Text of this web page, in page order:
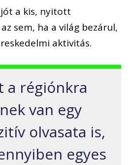
a kis, nyitott
sem, ha a világ bezárul,
aktivitás.
a régiónkra
van egy
olvasata is,
egyes